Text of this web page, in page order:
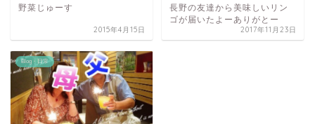
野菜じゅーす
2015年4月15日
長野の友達から美味しいリン
ゴが届いたよーありがとー
2017年11月23日
Blog・日常